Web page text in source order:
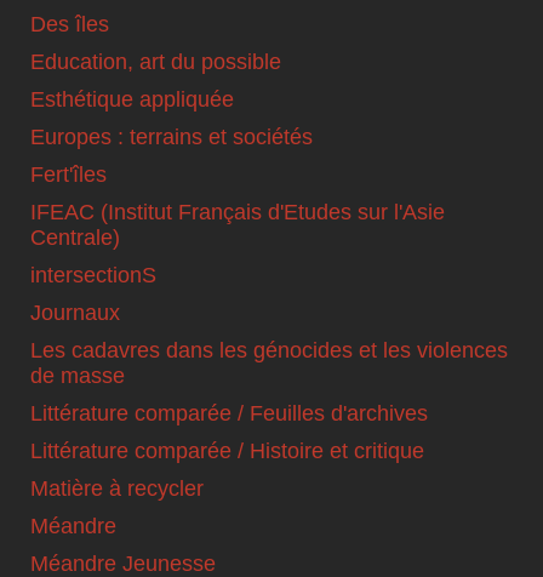
Des îles
Education, art du possible
Esthétique appliquée
Europes : terrains et sociétés
Fert'îles
IFEAC (Institut Français d'Etudes sur l'Asie
Centrale)
intersectionS
Journaux
Les cadavres dans les génocides et les violences
de masse
Littérature comparée / Feuilles d'archives
Littérature comparée / Histoire et critique
Matière à recycler
Méandre
Méandre Jeunesse